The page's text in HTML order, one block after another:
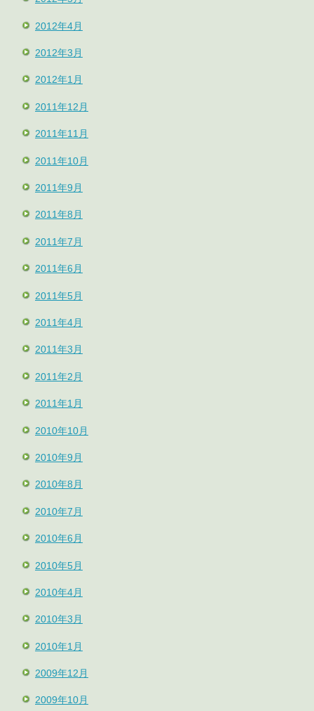
2012年4月
2012年3月
2012年1月
2011年12月
2011年11月
2011年10月
2011年9月
2011年8月
2011年7月
2011年6月
2011年5月
2011年4月
2011年3月
2011年2月
2011年1月
2010年10月
2010年9月
2010年8月
2010年7月
2010年6月
2010年5月
2010年4月
2010年3月
2010年1月
2009年12月
2009年10月